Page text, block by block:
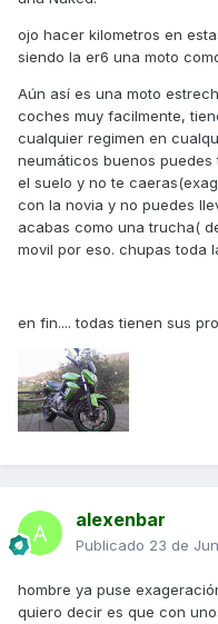
ojo hacer kilometros en
siendo la er6 una moto
Aún así es una moto
coches muy facilmente,
cualquier regimen en
neumáticos buenos
el suelo y no te
con la novia y no puedes
acabas como una trucha(
movil por eso. chupas toda
en fin.... todas tienen sus
alexenbar
Publicado 23 de
hombre ya puse
quiero decir es que con